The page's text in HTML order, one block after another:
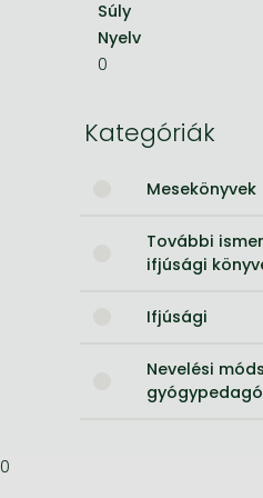
Bleach manga
Súly
Nyelv
0
Kategóriák
Mesekönyvek
További
ifjúsági
Ifjúsági
Nevelési
0